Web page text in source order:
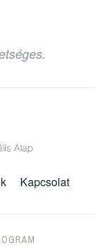
Kapcsolat